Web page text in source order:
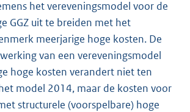
het vereveningsmodel voor de
GGZ uit te breiden met het
meerjarige hoge kosten. De
van een vereveningsmodel
hoge kosten verandert niet ten
model 2014, maar de kosten voor
structurele (voorspelbare) hoge